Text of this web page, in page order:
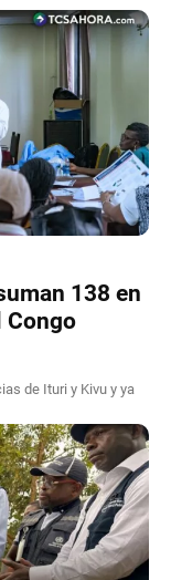
138 en
Congo
de Ituri y Kivu y ya